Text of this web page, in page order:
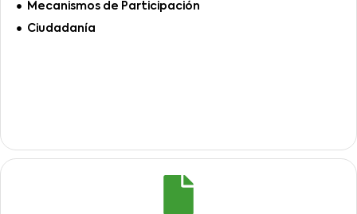
Mecanismos de Participación
Ciudadanía